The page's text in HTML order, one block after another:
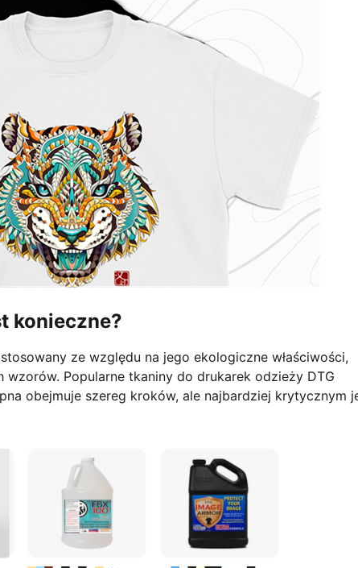
konieczne?
ze względu na jego ekologiczne właściwości,
Popularne tkaniny do drukarek odzieży DTG
obejmuje szereg kroków, ale najbardziej krytycznym